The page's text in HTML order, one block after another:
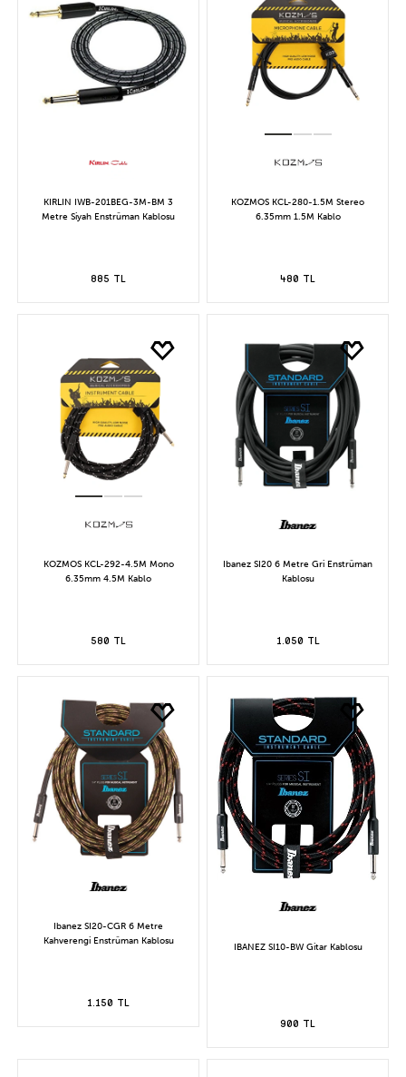
KIRLIN IWB-201BEG-3M-BM 3
Metre Siyah Enstrüman Kablosu
885 TL
KOZMOS KCL-280-1.5M Stereo
6.35mm 1.5M Kablo
480 TL
KOZMOS KCL-292-4.5M Mono
6.35mm 4.5M Kablo
580 TL
Ibanez SI20 6 Metre Gri Enstrüman
Kablosu
1.050 TL
Ibanez SI20-CGR 6 Metre
Kahverengi Enstrüman Kablosu
1.150 TL
IBANEZ SI10-BW Gitar Kablosu
900 TL